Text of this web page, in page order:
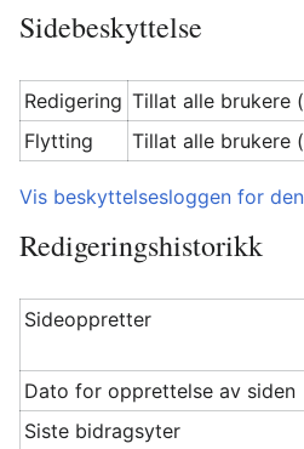
Sidebeskyttelse
Redigering Tillat alle brukere
Flytting
Tillat alle brukere
Vis beskyttelsesloggen for
Redigeringshistorikk
Sideoppretter
Dato for opprettelse av siden
Siste bidragsyter